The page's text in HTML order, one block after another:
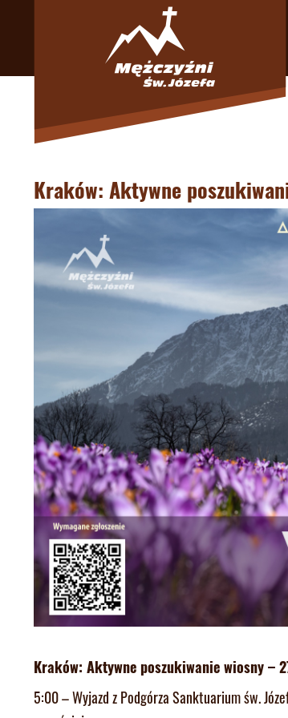
Kraków: Aktywne
Kraków: Aktywne poszukiwanie wiosny –
5:00 – Wyjazd z Podgórza Sanktuarium św.